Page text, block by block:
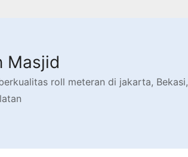
Masjid
roll meteran di jakarta, Bekasi,